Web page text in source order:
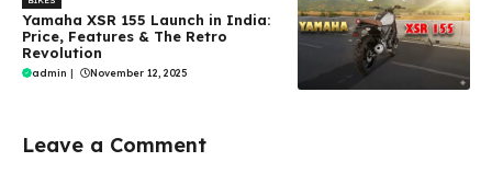
Yamaha XSR 155 Launch in India:
Price, Features & The Retro
Revolution
admin | November 12, 2025
Leave a Comment